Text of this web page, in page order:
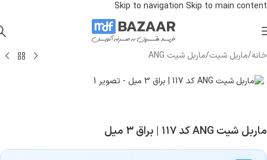
Skip to navigation Skip to main content
خانه/ماربل شیت/ماربل شیت ANG
ماربل شیت ANG کد ۱۱۷ | براق ۳ میل